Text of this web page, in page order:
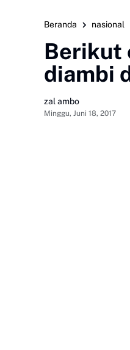
Beranda nasional
Berikut
diambi
zal ambo
Minggu, Juni 18, 2017